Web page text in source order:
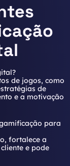
de jogos, como
de
e a motivação
para
fortalece a
e pode